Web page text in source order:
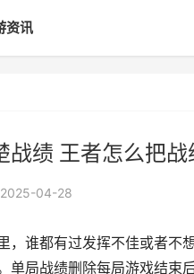
资讯
战绩 王者怎么把战
2025-04-28
，谁都有过发挥不佳或者不
单局战绩删除每局游戏结束